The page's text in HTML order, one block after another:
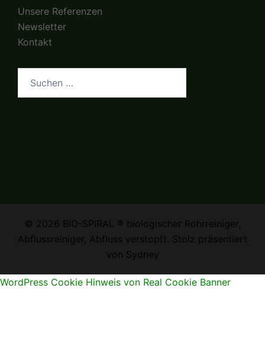
Unsere Referenzen
Newsletter
Kontakt
© 2026 BIO-SPIRAL ® biologischer Rohrreiniger,
Abflussreiniger, Abfluss verstopft. Stolz präsentiert
von Sydney
WordPress Cookie Hinweis von Real Cookie Banner